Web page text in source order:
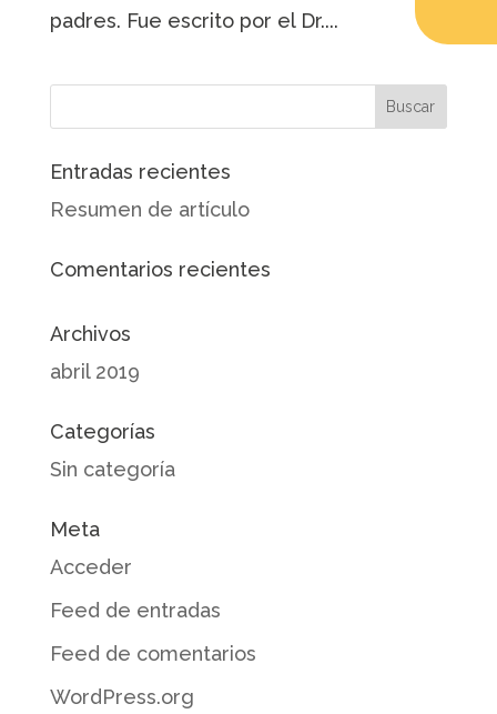
padres. Fue escrito por el Dr....
Entradas recientes
Resumen de artículo
Comentarios recientes
Archivos
abril 2019
Categorías
Sin categoría
Meta
Acceder
Feed de entradas
Feed de comentarios
WordPress.org